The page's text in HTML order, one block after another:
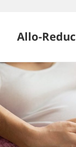
Allo-Reduc